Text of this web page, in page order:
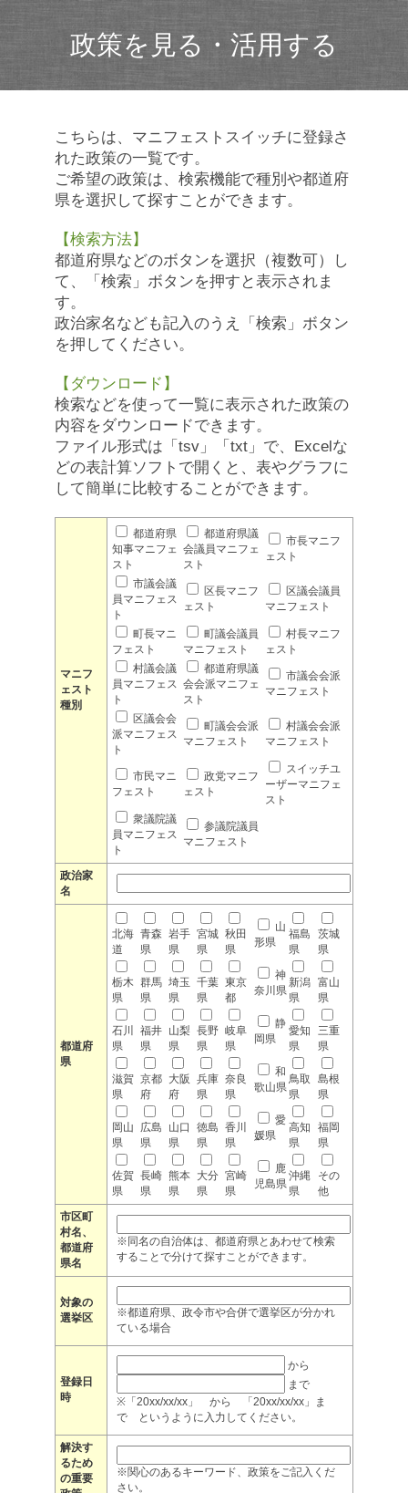
政策を見る・活用する
こちらは、マニフェストスイッチに登録さ
れた政策の一覧です。
ご希望の政策は、検索機能で種別や都道府
県を選択して探すことができます。
【検索方法】
都道府県などのボタンを選択（複数可）し
て、「検索」ボタンを押すと表示されま
す。
政治家名なども記入のうえ「検索」ボタン
を押してください。
【ダウンロード】
検索などを使って一覧に表示された政策の
内容をダウンロードできます。
ファイル形式は「tsv」「txt」で、Excelな
どの表計算ソフトで開くと、表やグラフに
して簡単に比較することができます。
マニフ
ェスト
種別
都道府県
知事マニフェ
スト
都道府県議
会議員マニフェ
スト
市長マニフ
ェスト
市議会議
員マニフェス
ト
区長マニフ
ェスト
区議会議員
マニフェスト
町長マニ
フェスト
町議会議員
マニフェスト
村長マニフ
ェスト
村議会議
員マニフェス
ト
都道府県議
会会派マニフェ
スト
市議会会派
マニフェスト
区議会会
派マニフェス
ト
町議会会派
マニフェスト
村議会会派
マニフェスト
市民マニ
フェスト
政党マニフ
ェスト
スイッチユ
ーザーマニフェ
スト
衆議院議
員マニフェス
ト
参議院議員
マニフェスト
政治家
名
都道府
県
北海
道
青森
県
岩手
県
宮城
県
秋田
県
山
形県
福島
県
茨城
県
栃木
県
群馬
県
埼玉
県
千葉
県
東京
都
神
奈川県
新潟
県
富山
県
石川
県
福井
県
山梨
県
長野
県
岐阜
県
静
岡県
愛知
県
三重
県
滋賀
県
京都
府
大阪
府
兵庫
県
奈良
県
和
歌山県
鳥取
県
島根
県
岡山
県
広島
県
山口
県
徳島
県
香川
県
愛
媛県
高知
県
福岡
県
佐賀
県
長崎
県
熊本
県
大分
県
宮崎
県
鹿
児島県
沖縄
県
その
他
市区町
村名、
都道府
県名
※同名の自治体は、都道府県とあわせて検索
することで分けて探すことができます。
対象の
選挙区
※都道府県、政令市や合併で選挙区が分かれ
ている場合
登録日
時
から
まで
※「20xx/xx/xx」 から 「20xx/xx/xx」ま
で というように入力してください。
解決す
るため
の重要
※関心のあるキーワード、政策をご記入くだ
さい。